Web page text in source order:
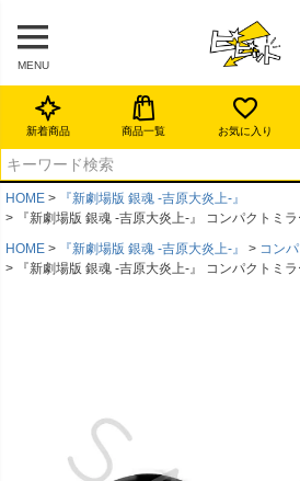
MENU
新着商品 商品一覧 お気に入り
HOME
『新劇場版 銀魂 -吉原大炎上-』
『新劇場版 銀魂 -吉原大炎上-』 コンパクトミ
HOME
『新劇場版 銀魂 -吉原大炎上-』
コン
『新劇場版 銀魂 -吉原大炎上-』 コンパクトミ